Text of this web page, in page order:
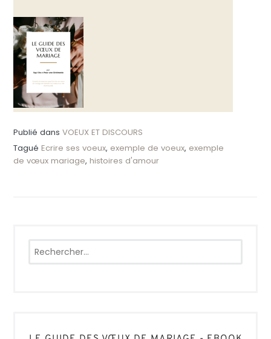
Publié dansVOEUX ET DISCOURS
TaguéEcrire ses voeux, exemple de voeux, exemple
de vœux mariage,histoires d'amour